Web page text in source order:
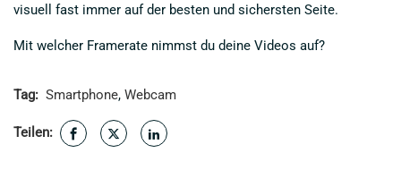
visuell fast immer auf der besten und sichersten Seite.
Mit welcher Framerate nimmst du deine Videos auf?
Tag: Smartphone, Webcam
Teilen: